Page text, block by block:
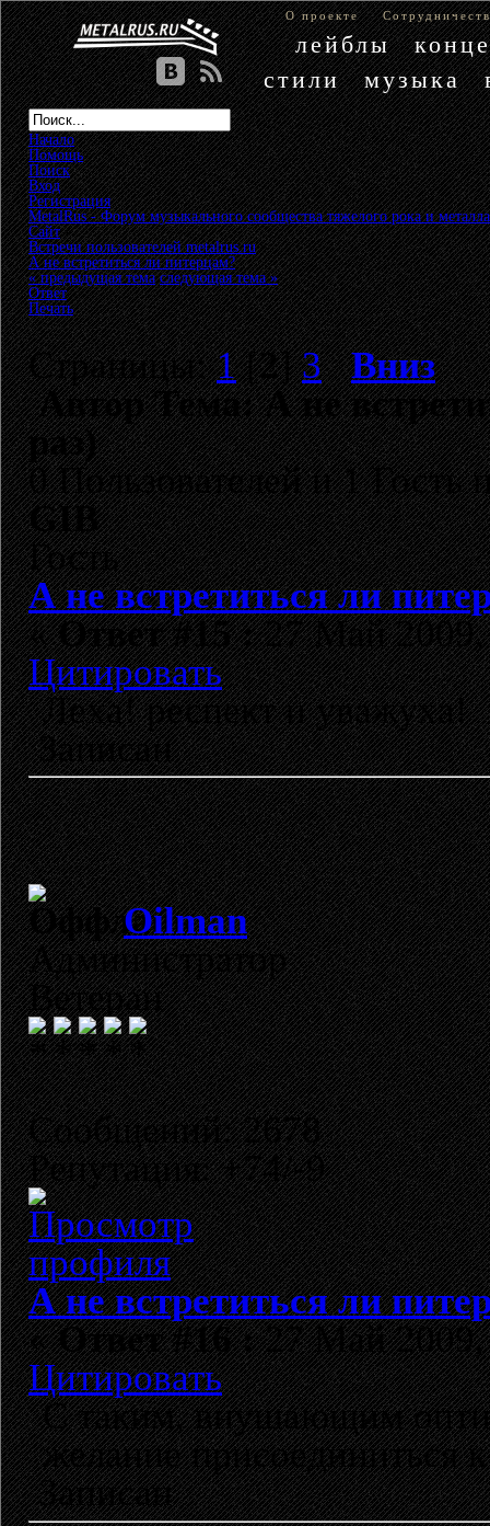
О проекте
лейблы
стили
музыка
Начало
Помощь
Поиск
Вход
Регистрация
MetalRus - Форум музыкального сообщества тяжелого рока и металла
Сайт»
Встречи пользователей metalrus.ru»
А не встретиться ли питерцам?
« предыдущая тема следующая тема »
Ответ
Печать
Страницы:1[2]3
Вниз
АвторТема: А не
раз)
0 Пользователей и 1 Гость
GIB
Гость
А не встретиться ли
«Ответ #15 :27 Май 2009,
Цитировать
Леха! респект и уважуха!
Записан
Oilman
Администратор
Ветеран
Сообщений: 2678
Репутация: +74/-9
А не встретиться ли
«Ответ #16 :27 Май 2009,
Цитировать
С таким, внушающим
желание присоединиться
Записан